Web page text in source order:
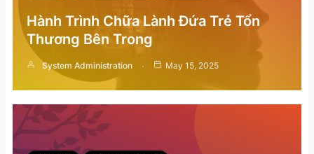
Hành Trình Chữa Lành Đứa Trẻ Tổn
Thương Bên Trong
System Administration May 15, 2025